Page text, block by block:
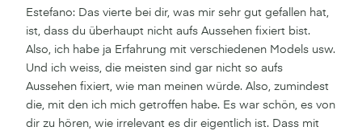
Estefano: Das vierte bei dir, was mir sehr gut gefallen hat,
ist, dass du überhaupt nicht aufs Aussehen fixiert bist.
Also, ich habe ja Erfahrung mit verschiedenen Models usw.
Und ich weiss, die meisten sind gar nicht so aufs
Aussehen fixiert, wie man meinen würde. Also, zumindest
die, mit den ich mich getroffen habe. Es war schön, es von
dir zu hören, wie irrelevant es dir eigentlich ist. Dass mit